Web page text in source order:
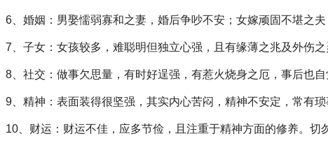
6、婚姻：男娶懦弱寡和之妻，婚后争吵不安；女嫁顽固不堪之夫
7、子女：女孩较多，难聪明但独立心强，且有缘薄之兆及外伤之
8、社交：做事欠思量，有时好逞强，有惹火烧身之厄，事后也自
9、精神：表面装得很坚强，其实内心苦闷，精神不安定，常有琐
10、财运：财运不佳，应多节俭，且注重于精神方面的修养。切